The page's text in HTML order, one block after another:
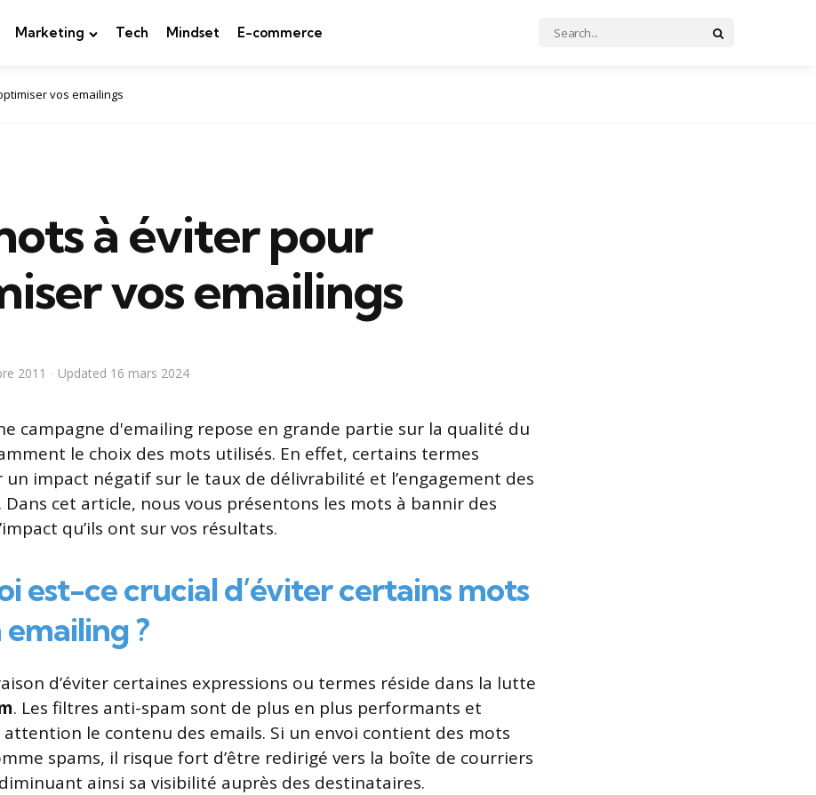
Marketing Tech Mindset E-commerce
Search
for:
vos emailings
à éviter pour
vos emailings
2011
Updated 16 mars 2024
campagne d'emailing repose en grande partie sur la qualité du
le choix des mots utilisés. En effet, certains termes
un impact négatif sur le taux de délivrabilité et l’engagement des
cet article, nous vous présentons les mots à bannir des
qu’ils ont sur vos résultats.
est-ce crucial d’éviter certains mots
?
d’éviter certaines expressions ou termes réside dans la lutte
. Les filtres anti-spam sont de plus en plus performants et
attention le contenu des emails. Si un envoi contient des mots
spams, il risque fort d’être redirigé vers la boîte de courriers
ainsi sa visibilité auprès des destinataires.